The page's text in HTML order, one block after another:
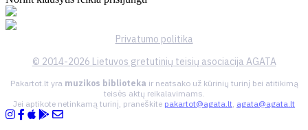
Privatumo politika
© 2014-2026 Lietuvos gretutinių teisių asociacija AGATA
Pakartot.lt yra muzikos biblioteka ir neatsako už kūrinių turinį bei atitikimą
teisės aktų reikalavimams.
Jei aptikote netinkamą turinį, praneškite pakartot@agata.lt agata@agata.lt